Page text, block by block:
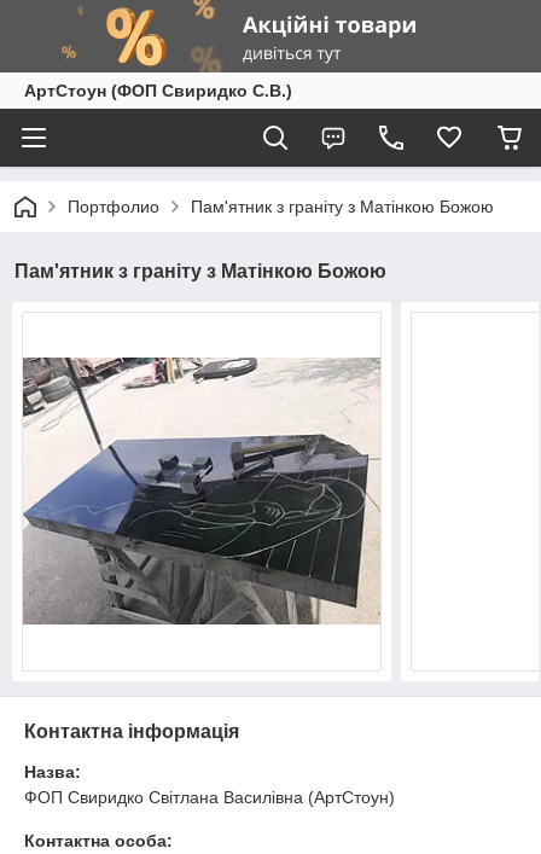
АртСтоун (ФОП Свиридко С.В.)
Портфолио Пам'ятник з граніту з Матінкою Божою
Пам'ятник з граніту з Матінкою Божою
Контактна інформація
Назва:
ФОП Свиридко Світлана Василівна (АртСтоун)
Контактна особа: